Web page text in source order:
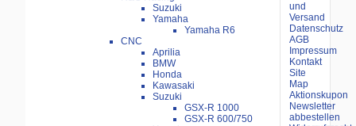
Suzuki
Yamaha
Yamaha R6
CNC
Aprilia
BMW
Honda
Kawasaki
Suzuki
GSX-R 1000
GSX-R 600/750
und
Versand
Datenschutz
AGB
Impressum
Kontakt
Site
Map
Aktionskupon
Newsletter
abbestellen